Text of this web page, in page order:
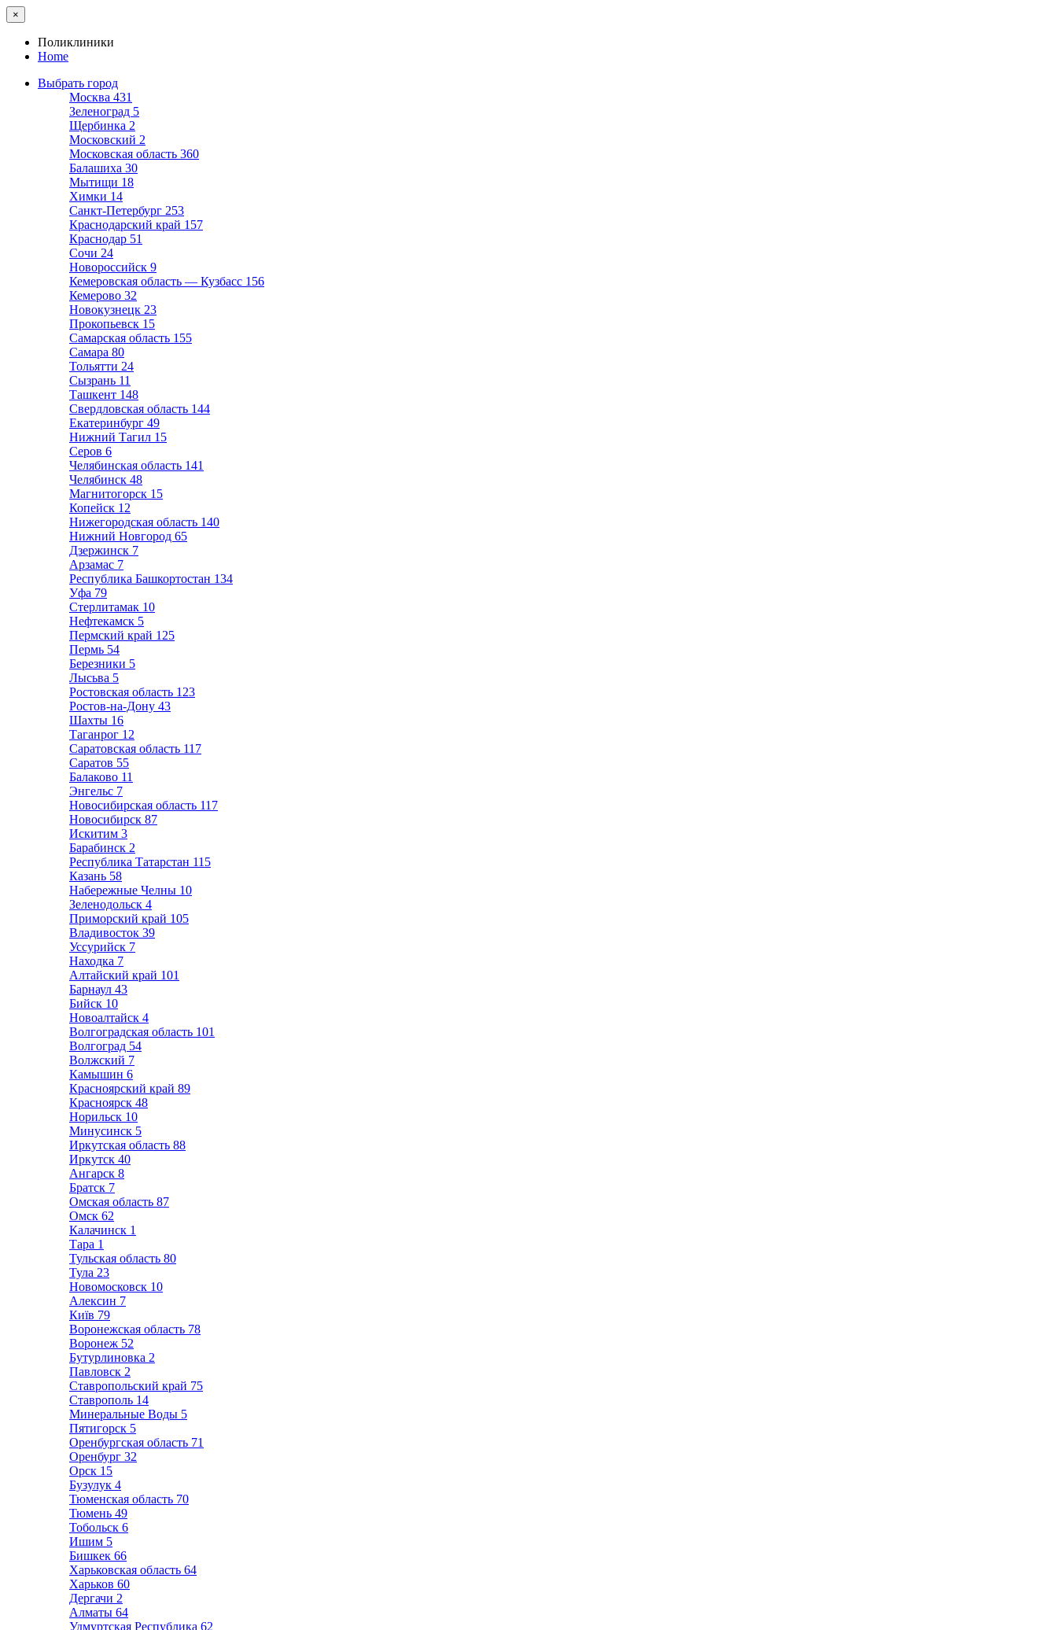
×
Поликлиники
Home
Выбрать город
Москва 431
Зеленоград 5
Щербинка 2
Московский 2
Московская область 360
Балашиха 30
Мытищи 18
Химки 14
Санкт-Петербург 253
Краснодарский край 157
Краснодар 51
Сочи 24
Новороссийск 9
Кемеровская область — Кузбасс 156
Кемерово 32
Новокузнецк 23
Прокопьевск 15
Самарская область 155
Самара 80
Тольятти 24
Сызрань 11
Ташкент 148
Свердловская область 144
Екатеринбург 49
Нижний Тагил 15
Серов 6
Челябинская область 141
Челябинск 48
Магнитогорск 15
Копейск 12
Нижегородская область 140
Нижний Новгород 65
Дзержинск 7
Арзамас 7
Республика Башкортостан 134
Уфа 79
Стерлитамак 10
Нефтекамск 5
Пермский край 125
Пермь 54
Березники 5
Лысьва 5
Ростовская область 123
Ростов-на-Дону 43
Шахты 16
Таганрог 12
Саратовская область 117
Саратов 55
Балаково 11
Энгельс 7
Новосибирская область 117
Новосибирск 87
Искитим 3
Барабинск 2
Республика Татарстан 115
Казань 58
Набережные Челны 10
Зеленодольск 4
Приморский край 105
Владивосток 39
Уссурийск 7
Находка 7
Алтайский край 101
Барнаул 43
Бийск 10
Новоалтайск 4
Волгоградская область 101
Волгоград 54
Волжский 7
Камышин 6
Красноярский край 89
Красноярск 48
Норильск 10
Минусинск 5
Иркутская область 88
Иркутск 40
Ангарск 8
Братск 7
Омская область 87
Омск 62
Калачинск 1
Тара 1
Тульская область 80
Тула 23
Новомосковск 10
Алексин 7
Київ 79
Воронежская область 78
Воронеж 52
Бутурлиновка 2
Павловск 2
Ставропольский край 75
Ставрополь 14
Минеральные Воды 5
Пятигорск 5
Оренбургская область 71
Оренбург 32
Орск 15
Бузулук 4
Тюменская область 70
Тюмень 49
Тобольск 6
Ишим 5
Бишкек 66
Харьковская область 64
Харьков 60
Дергачи 2
Алматы 64
Удмуртская Республика 62